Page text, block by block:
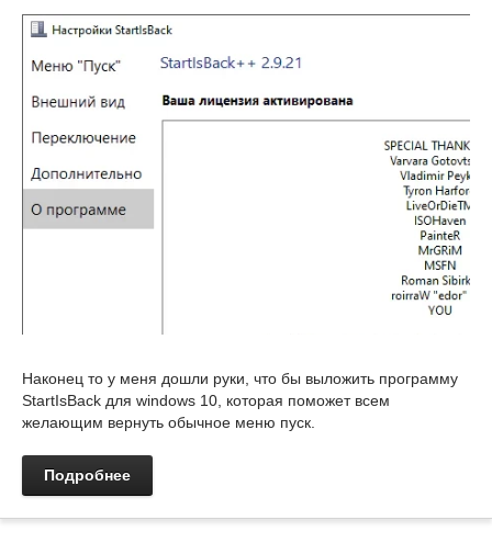
Наконец то у меня дошли руки, что бы выложить программу
StartIsBack для windows 10, которая поможет всем
желающим вернуть обычное меню пуск.
Подробнее